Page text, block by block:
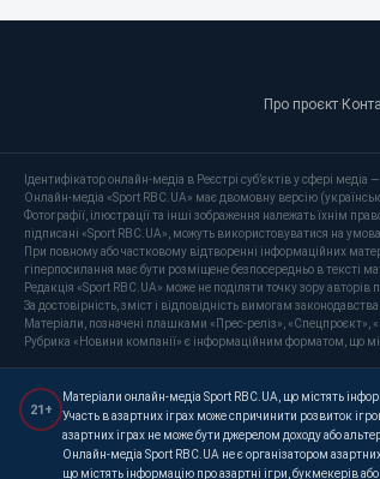
Про проєкт·
Ідентифікатор онлайн-медіа в Реєстрі суб’єктів у сфері медіа
Онлайн-медіа «Sport RBC.UA» має двомовну версію
Фотографії, ілюстрації та інші зображення належать їхнім
підписані «Sport RBC.UA», можуть використовуватися на
При повному або частковому відтворенні інформаційних
гіперпосилання має бути розміщене безпосередньо в тексті
Редакція «Sport RBC.UA» може не поділяти точку зору
За достовірність, зміст і відповідність вимогам
Матеріали, позначені плашками «Прес-реліз», «Спецпроєкт»,
Рубрика «Новини компанії» є інформаційним форматом, що
21+
Матеріали онлайн-медіа Sport RBC.UA, що містять
Участь в азартних іграх може спричинити розвиток
азартних іграх не може бути джерелом доходу або
Онлайн-медіа Sport RBC.UA не є організатором
що містять інформацію про азартні ігри, букмекерів